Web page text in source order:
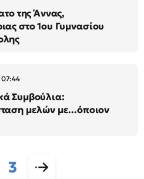
της Άννας,
στο 1ου Γυμνασίου
07:44
Συμβούλια:
μελών με...όποιον
3